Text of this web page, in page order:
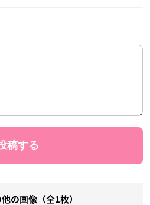
の画像（全1枚）